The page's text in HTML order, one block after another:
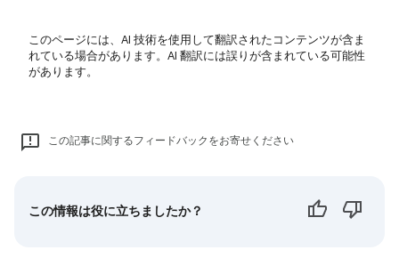
このページには、AI 技術を使用して翻訳されたコンテンツが含ま
れている場合があります。AI 翻訳には誤りが含まれている可能性
があります。
この記事に関するフィードバックをお寄せください
この情報は役に立ちましたか？